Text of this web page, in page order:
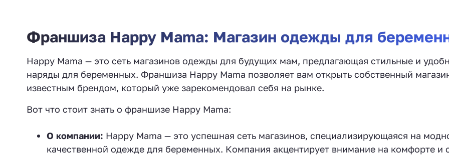
Франшиза Happy Mama: Магазин одежды для
Happy Mama — это сеть магазинов одежды для будущих мам, предлагающая стильные и
наряды для беременных. Франшиза Happy Mama позволяет вам открыть собственный
известным брендом, который уже зарекомендовал себя на рынке.
Вот что стоит знать о франшизе Happy Mama:
О компании: Happy Mama — это успешная сеть магазинов, специализирующаяся на
качественной одежде для беременных. Компания акцентирует внимание на комфорте и